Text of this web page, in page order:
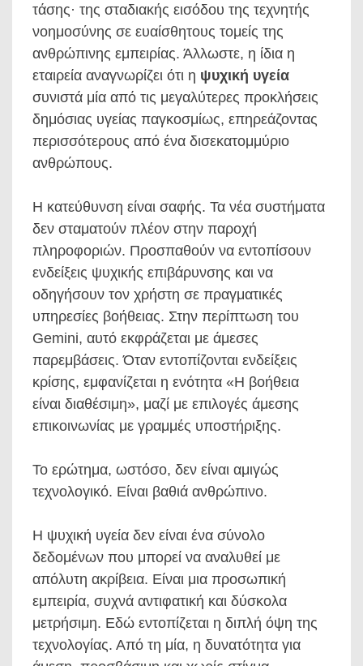
τάσης· της σταδιακής εισόδου της τεχνητής
νοημοσύνης σε ευαίσθητους τομείς της
ανθρώπινης εμπειρίας. Άλλωστε, η ίδια η
εταιρεία αναγνωρίζει ότι η ψυχική υγεία
συνιστά μία από τις μεγαλύτερες προκλήσεις
δημόσιας υγείας παγκοσμίως, επηρεάζοντας
περισσότερους από ένα δισεκατομμύριο
ανθρώπους.
Η κατεύθυνση είναι σαφής. Τα νέα συστήματα
δεν σταματούν πλέον στην παροχή
πληροφοριών. Προσπαθούν να εντοπίσουν
ενδείξεις ψυχικής επιβάρυνσης και να
οδηγήσουν τον χρήστη σε πραγματικές
υπηρεσίες βοήθειας. Στην περίπτωση του
Gemini, αυτό εκφράζεται με άμεσες
παρεμβάσεις. Όταν εντοπίζονται ενδείξεις
κρίσης, εμφανίζεται η ενότητα «Η βοήθεια
είναι διαθέσιμη», μαζί με επιλογές άμεσης
επικοινωνίας με γραμμές υποστήριξης.
Το ερώτημα, ωστόσο, δεν είναι αμιγώς
τεχνολογικό. Είναι βαθιά ανθρώπινο.
Η ψυχική υγεία δεν είναι ένα σύνολο
δεδομένων που μπορεί να αναλυθεί με
απόλυτη ακρίβεια. Είναι μια προσωπική
εμπειρία, συχνά αντιφατική και δύσκολα
μετρήσιμη. Εδώ εντοπίζεται η διπλή όψη της
τεχνολογίας. Από τη μία, η δυνατότητα για